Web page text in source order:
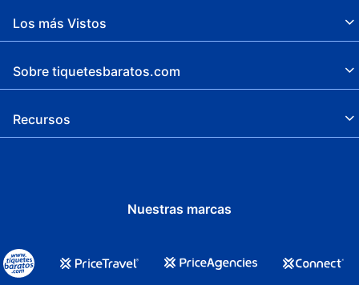
Los más Vistos
Sobre tiquetesbaratos.com
Recursos
Nuestras marcas